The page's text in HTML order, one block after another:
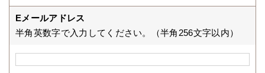
Eメールアドレス
半角英数字で入力してください。（半角256文字以内）